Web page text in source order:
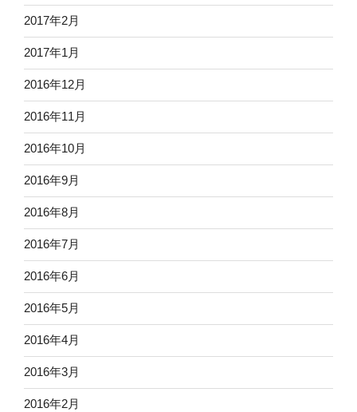
2017年2月
2017年1月
2016年12月
2016年11月
2016年10月
2016年9月
2016年8月
2016年7月
2016年6月
2016年5月
2016年4月
2016年3月
2016年2月